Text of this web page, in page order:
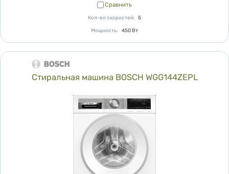
Сравнить
Кол-во скоростей: 5
Мощность: 450 Вт
Стиральная машина BOSCH WGG144ZEPL